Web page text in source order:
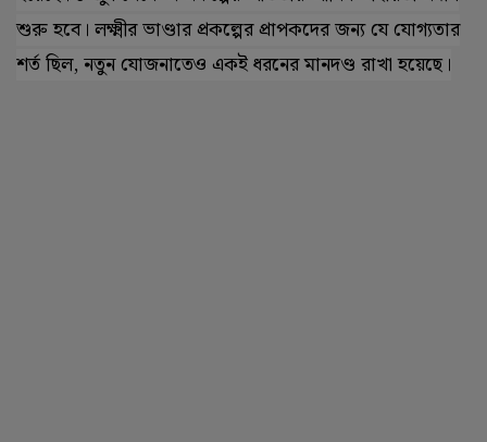
শুরু হবে। লক্ষ্মীর ভাণ্ডার প্রকল্পের প্রাপকদের জন্য যে যোগ্যতার
শর্ত ছিল, নতুন যোজনাতেও একই ধরনের মানদণ্ড রাখা হয়েছে।